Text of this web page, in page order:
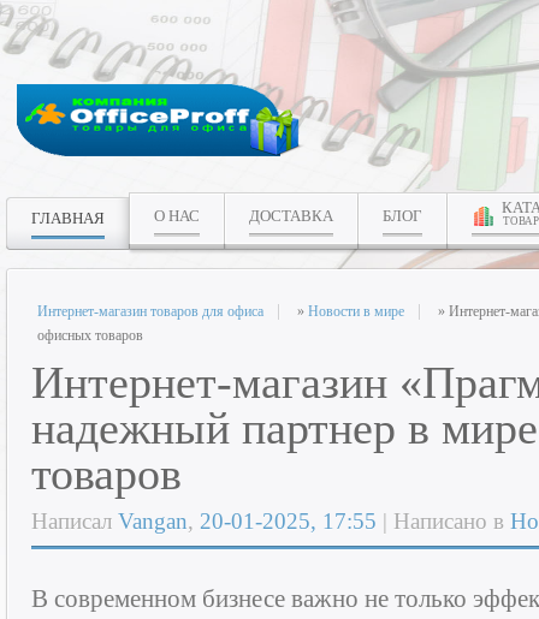
ГЛАВНАЯ О НАС ДОСТАВКА БЛОГ
Интернет-магазин товаров для офиса » Новости в мире
» Интернет-
офисных товаров
Интернет-магазин
надежный партнер в
товаров
Написал Vangan, 20-01-2025, 17:55 | Написано в
В современном бизнесе важно не только